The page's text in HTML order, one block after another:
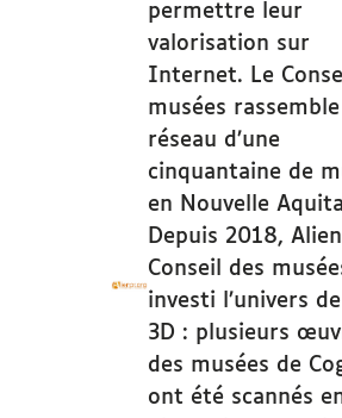
permettre leur
valorisation sur
Internet. Le
musées
réseau d’une
cinquantaine de
en Nouvelle
Depuis 2018,
Conseil des
investi l’univers
3D : plusieurs
des musées de
ont été scannés